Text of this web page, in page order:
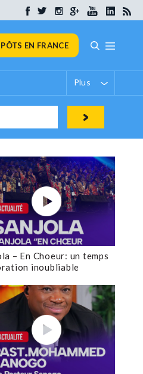
EN FRANCE
Plus
– En Choeur: un temps
inoubliable